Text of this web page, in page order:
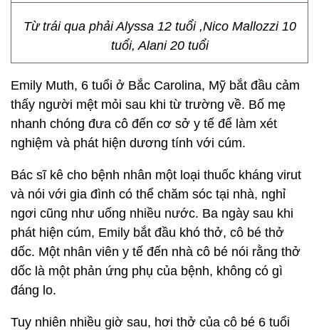
Từ trái qua phải Alyssa 12 tuổi ,Nico Mallozzi 10
tuổi, Alani 20 tuổi
Emily Muth, 6 tuổi ở Bắc Carolina, Mỹ bắt đầu cảm
thấy người mệt mỏi sau khi từ trường về. Bố mẹ
nhanh chóng đưa cô đến cơ sở y tế để làm xét
nghiệm và phát hiện dương tính với cúm.
Bác sĩ kê cho bệnh nhân một loại thuốc kháng virut
và nói với gia đình có thể chăm sóc tại nhà, nghỉ
ngơi cũng như uống nhiều nước. Ba ngày sau khi
phát hiện cúm, Emily bắt đầu khó thở, cô bé thở
dốc. Một nhân viên y tế đến nhà cô bé nói rằng thở
dốc là một phản ứng phụ của bệnh, không có gì
đáng lo.
Tuy nhiên nhiều giờ sau, hơi thở của cô bé 6 tuổi